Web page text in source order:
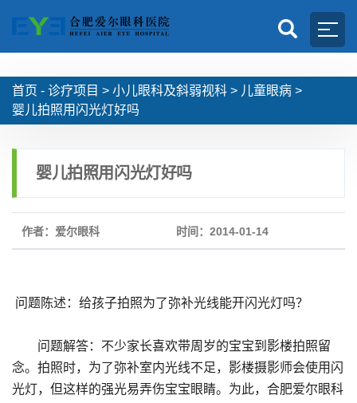
首页 - 诊疗项目 > 小儿眼科及斜弱视科 > 儿童眼病 >
婴儿拍照用闪光灯好吗
婴儿拍照用闪光灯好吗
作者：爱尔眼科 时间：2014-01-14
问题陈述：给孩子拍照为了弥补光线能开闪光灯吗？
问题解答：不少家长喜欢带周岁的宝宝到影楼拍照留
念。拍照时，为了弥补室内光线不足，影楼摄影师会使用闪
光灯，但这样的强光易弄伤宝宝眼睛。为此，合肥爱尔眼科